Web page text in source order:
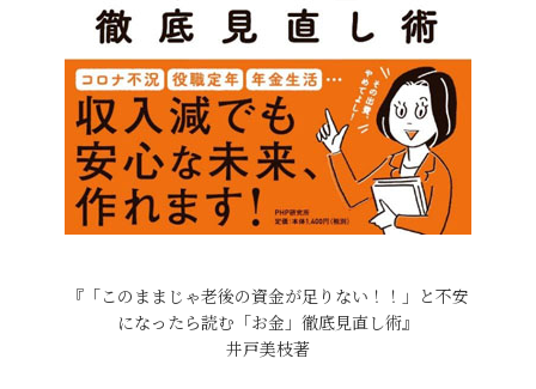
『「このままじゃ老後の資金が足りない！！」と不安
になったら読む「お金」徹底見直し術』
井戸美枝著